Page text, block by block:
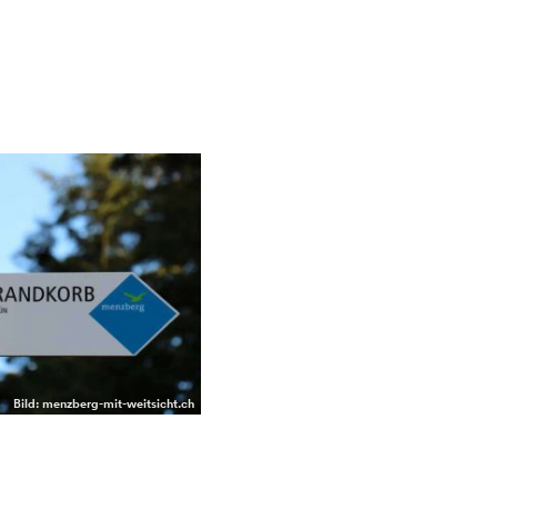
Bild: menzberg-mit-weitsicht.ch